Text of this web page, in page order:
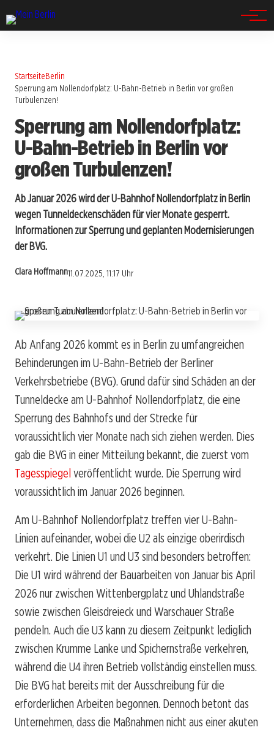
StartseiteBerlin
Sperrung am Nollendorfplatz: U-Bahn-Betrieb in Berlin vor großen
Turbulenzen!
Sperrung am Nollendorfplatz:
U-Bahn-Betrieb in Berlin vor
großen Turbulenzen!
Ab Januar 2026 wird der U-Bahnhof Nollendorfplatz in Berlin
wegen Tunneldeckenschäden für vier Monate gesperrt.
Informationen zur Sperrung und geplanten Modernisierungen
der BVG.
Clara Hoffmann11.07.2025, 11:17 Uhr
Ab Anfang 2026 kommt es in Berlin zu umfangreichen
Behinderungen im U-Bahn-Betrieb der Berliner
Verkehrsbetriebe (BVG). Grund dafür sind Schäden an der
Tunneldecke am U-Bahnhof Nollendorfplatz, die eine
Sperrung des Bahnhofs und der Strecke für
voraussichtlich vier Monate nach sich ziehen werden. Dies
gab die BVG in einer Mitteilung bekannt, die zuerst vom
Tagesspiegelveröffentlicht wurde. Die Sperrung wird
voraussichtlich im Januar 2026 beginnen.
Am U-Bahnhof Nollendorfplatz treffen vier U-Bahn-
Linien aufeinander, wobei die U2 als einzige oberirdisch
verkehrt. Die Linien U1 und U3 sind besonders betroffen:
Die U1 wird während der Bauarbeiten von Januar bis April
2026 nur zwischen Wittenbergplatz und Uhlandstraße
sowie zwischen Gleisdreieck und Warschauer Straße
pendeln. Auch die U3 kann zu diesem Zeitpunkt lediglich
zwischen Krumme Lanke und Spichernstraße verkehren,
während die U4 ihren Betrieb vollständig einstellen muss.
Die BVG hat bereits mit der Ausschreibung für die
erforderlichen Arbeiten begonnen. Dennoch betont das
Unternehmen, dass die Maßnahmen nicht aus einer akuten